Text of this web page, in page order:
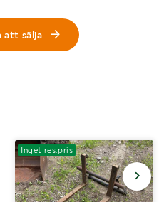
att sälja
Inget res.pris